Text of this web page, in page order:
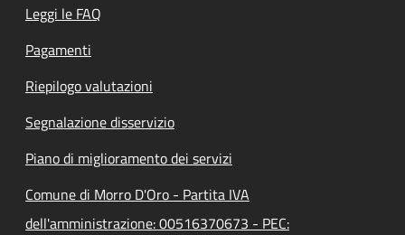
Leggi le FAQ
Pagamenti
Riepilogo valutazioni
Segnalazione disservizio
Piano di miglioramento dei servizi
Comune di Morro D'Oro - Partita IVA
dell'amministrazione: 00516370673 - PEC: